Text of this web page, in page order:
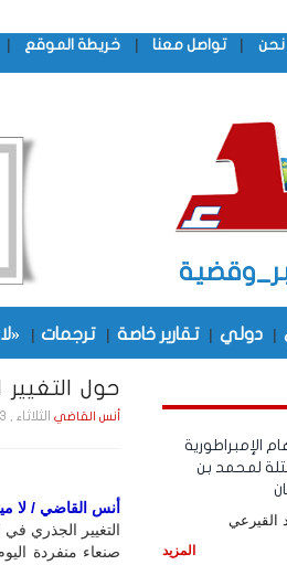
| تواصل معنا | خريطة الموقع |
| دولي | تقارير خاصة | ترجمات | «لا» 21
حول
أنس القاضيالثلاثاء , 13 أغـسـطـس , 2024 الساعة 8:20:05 PM
أنس القاضي / لا
التغيير الجذري
صنعاء منفردة
الإمبراطورية
لمحمد بن
القيرعي
المزيد